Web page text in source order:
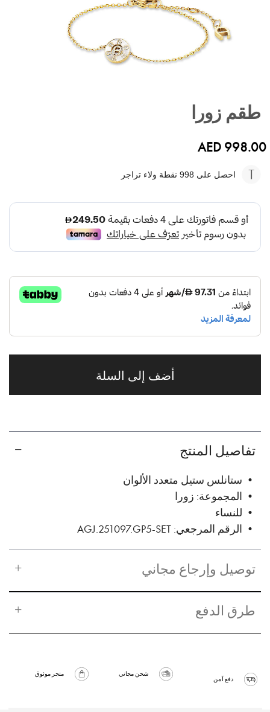
بداية
طقم زورا
AED 998.00
احصل على 998 نقطة ولاء تراجر
أضف إلى السلة
تفاصيل المنتج
• ستانلس ستيل متعدد الألوان
• المجموعة: زورا
• للنساء
• الرقم المرجعي: AGJ.251097.GP5-SET
توصيل وإرجاع مجاني
طرق الدفع